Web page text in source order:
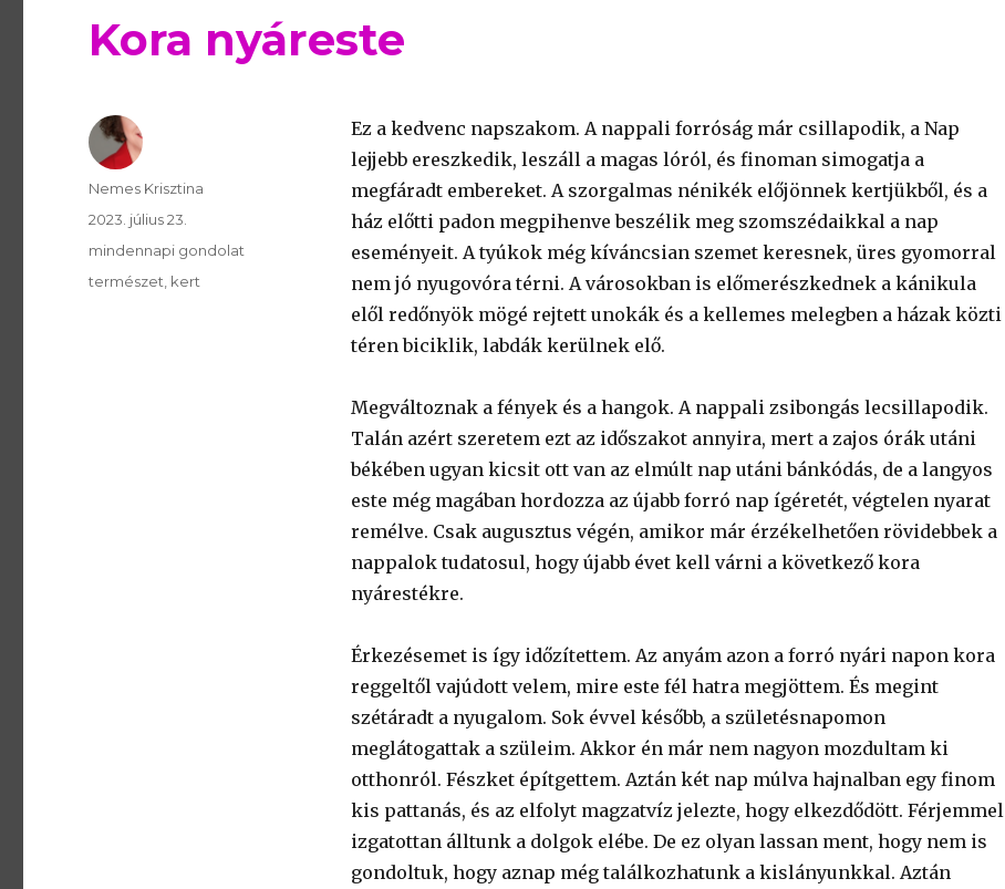
Kora nyáreste
Ez a kedvenc napszakom. A nappali forróság már csillapodik, a Nap
lejjebb ereszkedik, leszáll a magas lóról, és finoman simogatja a
megfáradt embereket. A szorgalmas nénikék előjönnek kertjükből, és a
ház előtti padon megpihenve beszélik meg szomszédaikkal a nap
eseményeit. A tyúkok még kíváncsian szemet keresnek, üres gyomorral
nem jó nyugovóra térni. A városokban is előmerészkednek a kánikula
elől redőnyök mögé rejtett unokák és a kellemes melegben a házak közti
téren biciklik, labdák kerülnek elő.
Megváltoznak a fények és a hangok. A nappali zsibongás lecsillapodik.
Talán azért szeretem ezt az időszakot annyira, mert a zajos órák utáni
békében ugyan kicsit ott van az elmúlt nap utáni bánkódás, de a langyos
este még magában hordozza az újabb forró nap ígéretét, végtelen nyarat
remélve. Csak augusztus végén, amikor már érzékelhetően rövidebbek a
nappalok tudatosul, hogy újabb évet kell várni a következő kora
nyárestékre.
Érkezésemet is így időzítettem. Az anyám azon a forró nyári napon kora
reggeltől vajúdott velem, mire este fél hatra megjöttem. És megint
szétáradt a nyugalom. Sok évvel később, a születésnapomon
meglátogattak a szüleim. Akkor én már nem nagyon mozdultam ki
otthonról. Fészket építgettem. Aztán két nap múlva hajnalban egy finom
kis pattanás, és az elfolyt magzatvíz jelezte, hogy elkezdődött. Férjemmel
izgatottan álltunk a dolgok elébe. De ez olyan lassan ment, hogy nem is
gondoltuk, hogy aznap még találkozhatunk a kislányunkkal. Aztán
Szerző
Nemes Krisztina
Publikálva
2023. július 23.
Témakör
mindennapi gondolat
Kulcsszavak
természet kert